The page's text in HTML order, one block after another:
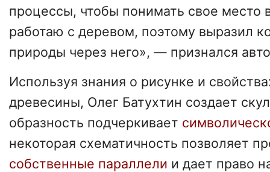
процессы, чтобы понимать свое место
работаю с деревом, поэтому выразил
природы через него», — признался
Используя знания о рисунке и
древесины, Олег Батухтин создает
образность подчеркивает
некоторая схематичность позволяет
собственные параллели и дает право